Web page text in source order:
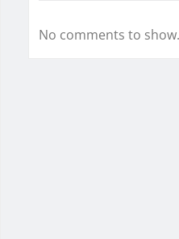
No comments to show.